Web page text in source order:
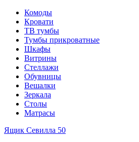
Комоды
Кровати
ТВ тумбы
Тумбы прикроватные
Шкафы
Витрины
Стеллажи
Обувницы
Вешалки
Зеркала
Столы
Матрасы
Ящик Севилла 50